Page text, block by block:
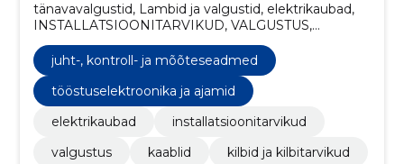
tänavavalgustid, Lambid ja valgustid, elektrikaubad,
INSTALLATSIOONITARVIKUD, VALGUSTUS,
KAABLID, JUHT-, KONTROLL- JA MÕÕTESEADMED,
TÖÖSTUSELEKTROONIKA JA AJAMID, KILBID JA
KILBITARVIKUD, Tule kliendiks
juht-, kontroll- ja mõõteseadmed
tööstuselektroonika ja ajamid
elektrikaubad
installatsioonitarvikud
valgustus
kaablid
kilbid ja kilbitarvikud